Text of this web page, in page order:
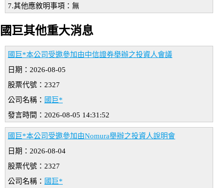
7.其他應敘明事項：無
國巨其他重大消息
國巨*本公司受邀參加由中信證券舉辦之投資人會議
日期：2026-08-05
股票代號：2327
公司名稱： 國巨*
發言時間：2026-08-05 14:31:52
國巨*本公司受邀參加由Nomura舉辦之投資人說明會
日期：2026-08-04
股票代號：2327
公司名稱： 國巨*